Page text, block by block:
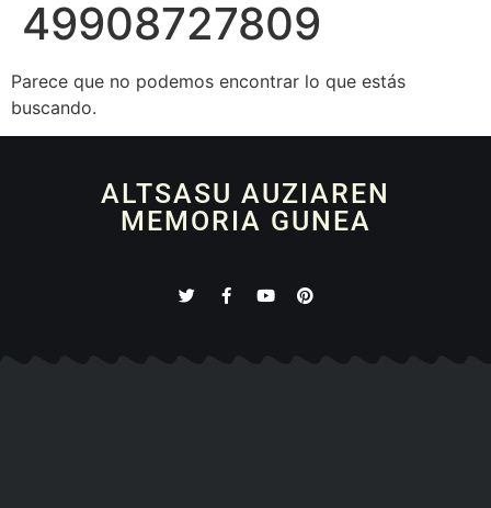
49908727809
Parece que no podemos encontrar lo que estás
buscando.
ALTSASU AUZIAREN
MEMORIA GUNEA